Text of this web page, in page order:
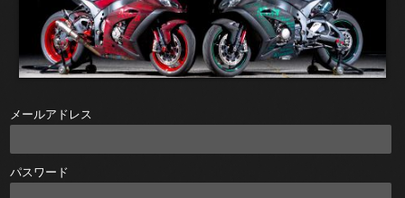
メールアドレス
パスワード